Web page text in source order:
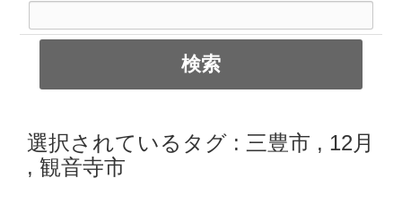
選択されているタグ : 三豊市 , 12月
, 観音寺市